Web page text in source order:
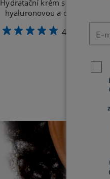
Hydratační krém s kyselinou
hyaluronovou a ceramidy
4.9